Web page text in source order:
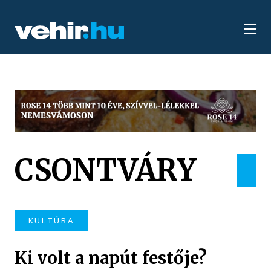
CSONTVÁRY
KULTÚRA
Ki volt a napút festője?